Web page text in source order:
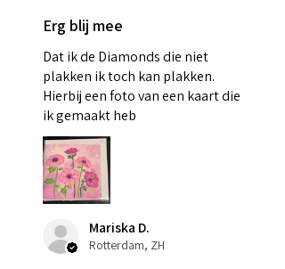
Erg blij mee
Dat ik de Diamonds die niet
plakken ik toch kan plakken.
Hierbij een foto van een kaart die
ik gemaakt heb
Mariska D.
Rotterdam, ZH